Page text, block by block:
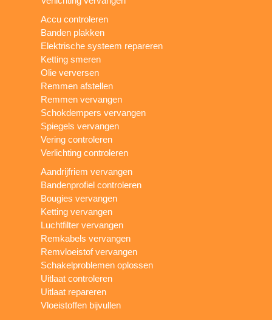
Accu controleren
Banden plakken
Elektrische systeem repareren
Ketting smeren
Olie verversen
Remmen afstellen
Remmen vervangen
Schokdempers vervangen
Spiegels vervangen
Vering controleren
Verlichting controleren
Aandrijfriem vervangen
Bandenprofiel controleren
Bougies vervangen
Ketting vervangen
Luchtfilter vervangen
Remkabels vervangen
Remvloeistof vervangen
Schakelproblemen oplossen
Uitlaat controleren
Uitlaat repareren
Vloeistoffen bijvullen